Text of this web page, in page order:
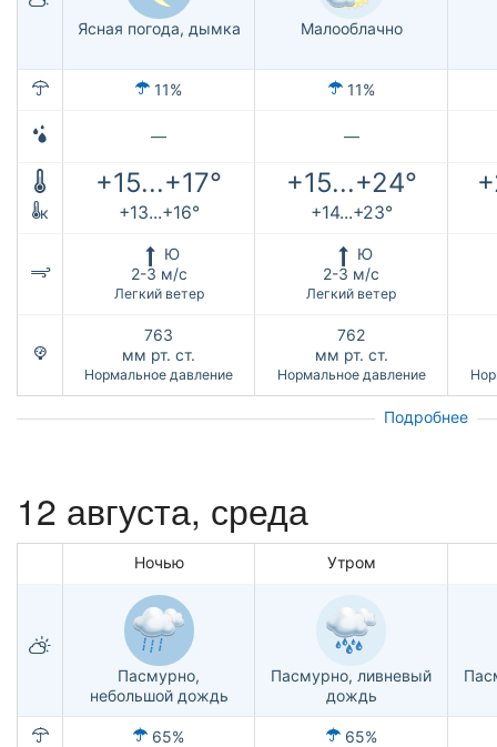
Ясная погода, дымка Малооблачно
11% 11%
— —
+15...+17° +15...+24°
к +13...+16° +14...+23°
Ю
2-3 м/с
Легкий ветер
Ю
2-3 м/с
Легкий ветер
763
мм рт. ст.
Нормальное давление
762
мм рт. ст.
Нормальное давление
Подробнее
12 августа, среда
Ночью Утром
Пасмурно,
небольшой дождь
Пасмурно, ливневый
дождь
65% 65%